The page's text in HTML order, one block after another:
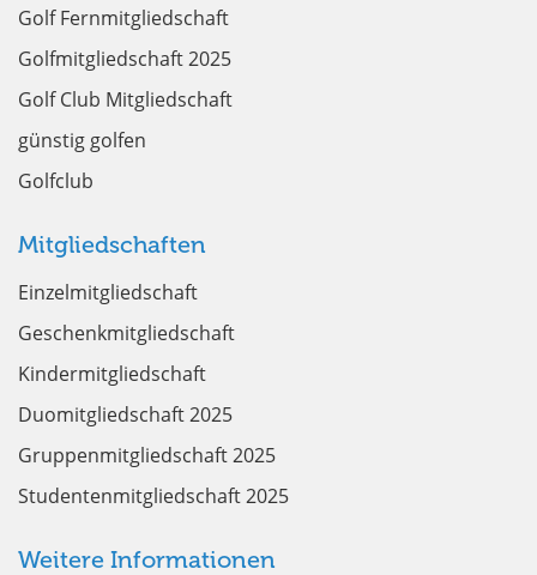
Golf Fernmitgliedschaft
Golfmitgliedschaft 2025
Golf Club Mitgliedschaft
günstig golfen
Golfclub
Mitgliedschaften
Einzelmitgliedschaft
Geschenkmitgliedschaft
Kindermitgliedschaft
Duomitgliedschaft 2025
Gruppenmitgliedschaft 2025
Studentenmitgliedschaft 2025
Weitere Informationen